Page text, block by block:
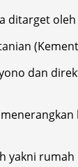
dan